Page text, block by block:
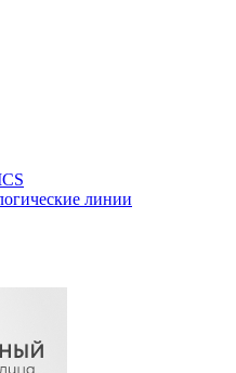
линии